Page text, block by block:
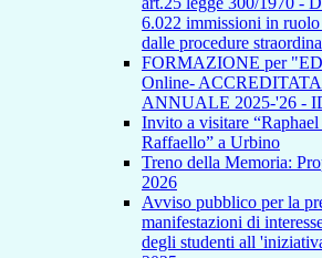
6.022 immissioni in ruolo
dalle procedure
FORMAZIONE per
Online-
ANNUALE 2025-'26 -
Invito a visitare
Raffaello” a Urbino
Treno della Memoria:
2026
Avviso pubblico per la
manifestazioni di
degli studenti all